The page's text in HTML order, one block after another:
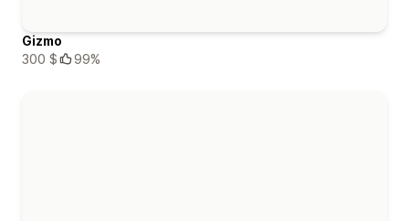
Gizmo
300 $
99%